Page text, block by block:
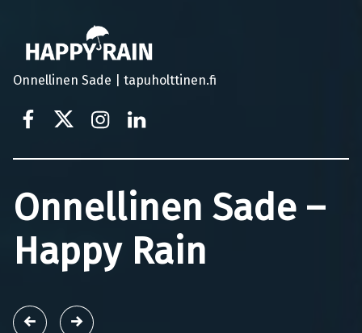
Onnellinen Sade | tapuholttinen.fi
Onnellinen Sade –
Happy Rain